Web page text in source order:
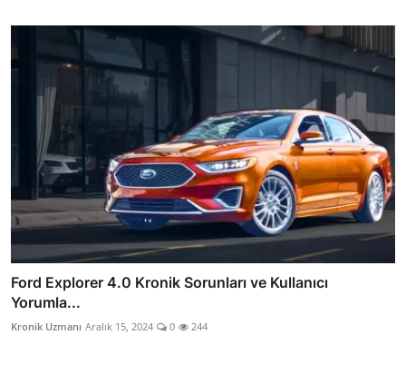
Ford Explorer 4.0 Kronik Sorunları ve Kullanıcı
Yorumla...
Kronik Uzmanı Aralık 15, 2024 0 244